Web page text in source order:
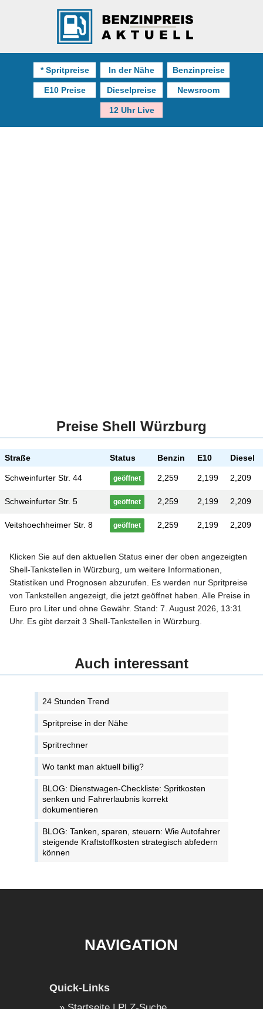
* Spritpreise In der Nähe Benzinpreise
E10 Preise Dieselpreise Newsroom
12 Uhr Live
Preise Shell Würzburg
Straße Status Benzin E10 Diesel
Schweinfurter Str. 44 geöffnet 2,259 2,199 2,209
Schweinfurter Str. 5 geöffnet 2,259 2,199 2,209
Veitshoechheimer Str. 8 geöffnet 2,259 2,199 2,209
Klicken Sie auf den aktuellen Status einer der oben angezeigten
Shell-Tankstellen in Würzburg, um weitere Informationen,
Statistiken und Prognosen abzurufen. Es werden nur Spritpreise
von Tankstellen angezeigt, die jetzt geöffnet haben. Alle Preise in
Euro pro Liter und ohne Gewähr. Stand: 7. August 2026, 13:31
Uhr. Es gibt derzeit 3 Shell-Tankstellen in Würzburg.
Auch interessant
24 Stunden Trend
Spritpreise in der Nähe
Spritrechner
Wo tankt man aktuell billig?
BLOG: Dienstwagen-Checkliste: Spritkosten
senken und Fahrerlaubnis korrekt
dokumentieren
BLOG: Tanken, sparen, steuern: Wie Autofahrer
steigende Kraftstoffkosten strategisch abfedern
können
NAVIGATION
Quick-Links